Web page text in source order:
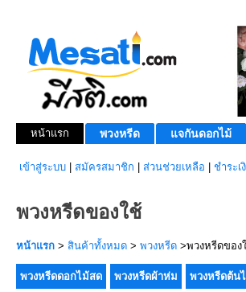
หน้าแรก พวงหรีด แจกันดอกไม้
เข้าสู่ระบบ สมัครสมาชิก ส่วนช่วยเหลือ ชำระเ
พวงหรีดของใช้
หน้าแรก > สินค้าทั้งหมด > พวงหรีด >พวงหรีดของ
พวงหรีดดอกไม้สด พวงหรีดผ้าห่ม พวงหรีดต้น